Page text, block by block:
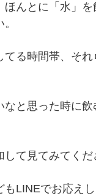
んとに「水」
る時間帯、そ
と思った時に
て見てみてくだ
LINEでお応えし